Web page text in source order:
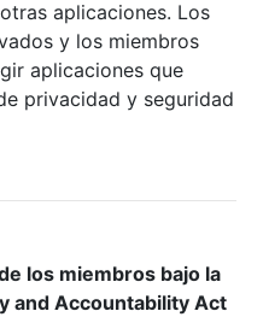
aplicaciones. Los
y los miembros
aplicaciones que
privacidad y seguridad
los miembros bajo la
and Accountability Act